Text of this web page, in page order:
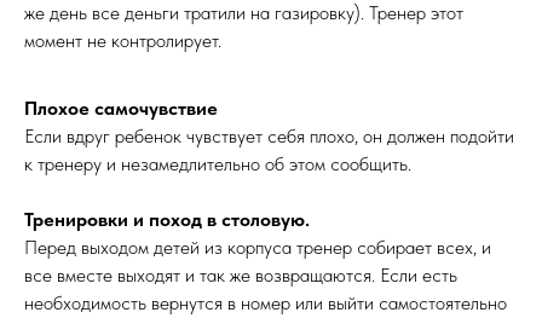
же день все деньги тратили на газировку). Тренер этот
момент не контролирует.
Плохое самочувствие
Если вдруг ребенок чувствует себя плохо, он должен подойти
к тренеру и незамедлительно об этом сообщить.
Тренировки и поход в столовую.
Перед выходом детей из корпуса тренер собирает всех, и
все вместе выходят и так же возвращаются. Если есть
необходимость вернутся в номер или выйти самостоятельно